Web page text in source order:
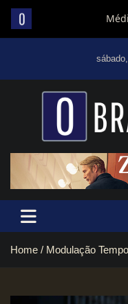
Um diário de
Home Modulação